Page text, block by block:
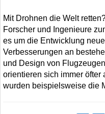
Mit Drohnen die Welt
Forscher und Ingenieure
es um die Entwicklung
Verbesserungen an
und Design von
orientieren sich immer öfter
wurden beispielsweise die